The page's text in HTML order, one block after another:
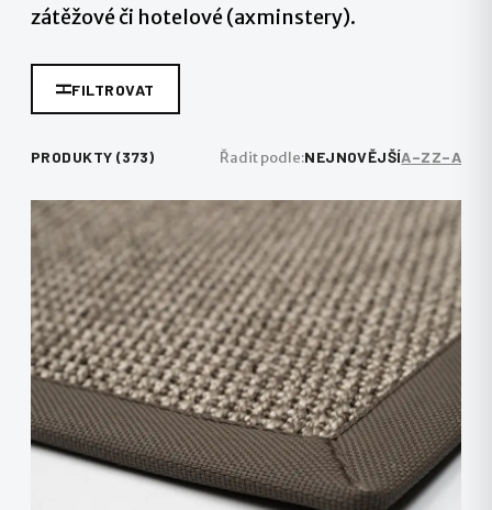
zátěžové či hotelové (axminstery).
FILTROVAT
PRODUKTY (373) Řadit podle:NEJNOVĚJŠÍA–ZZ–A